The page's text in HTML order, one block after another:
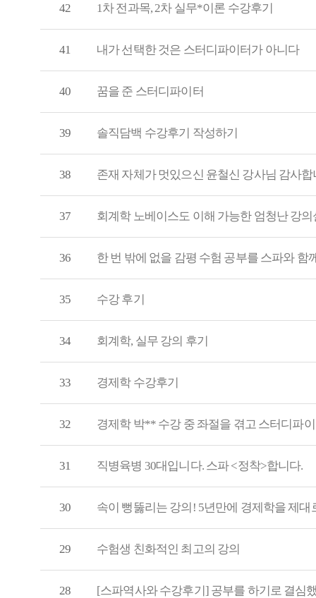
42 1차 전과목, 2차 실무*이론 수강후기
41 내가 선택한 것은 스터디파이터가 아니다
40 꿈을 준 스터디파이터
39 솔직담백 수강후기 작성하기
38 존재 자체가 멋있으신 윤철신 강사님 감사합
37 회계학 노베이스도 이해 가능한 엄청난 강의
36 한 번 밖에 없을 감평 수험 공부를 스파와 함
35 수강 후기
34 회계학, 실무 강의 후기
33 경제학 수강후기
32 경제학 박** 수강 중 좌절을 겪고 스터디파
31 직병육병 30대입니다. 스파 <정착>합니다.
30 속이 뻥뚫리는 강의! 5년만에 경제학을 제
29 수험생 친화적인 최고의 강의
28 [스파역사와 수강후기] 공부를 하기로 결심